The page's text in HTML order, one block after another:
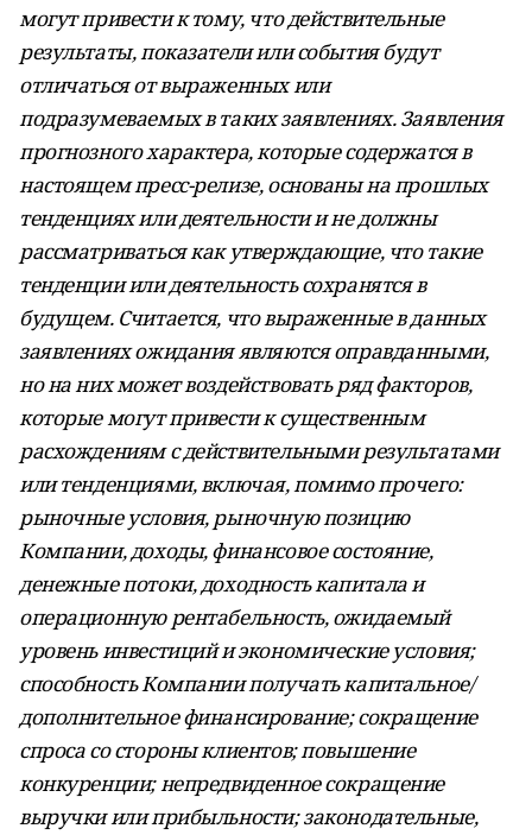
могут привести к тому, что действительные
результаты, показатели или события будут
отличаться от выраженных или
подразумеваемых в таких заявлениях. Заявления
прогнозного характера, которые содержатся в
настоящем пресс-релизе, основаны на прошлых
тенденциях или деятельности и не должны
рассматриваться как утверждающие, что такие
тенденции или деятельность сохранятся в
будущем. Считается, что выраженные в данных
заявлениях ожидания являются оправданными,
но на них может воздействовать ряд факторов,
которые могут привести к существенным
расхождениям с действительными результатами
или тенденциями, включая, помимо прочего:
рыночные условия, рыночную позицию
Компании, доходы, финансовое состояние,
денежные потоки, доходность капитала и
операционную рентабельность, ожидаемый
уровень инвестиций и экономические условия;
способность Компании получать капитальное/
дополнительное финансирование; сокращение
спроса со стороны клиентов; повышение
конкуренции; непредвиденное сокращение
выручки или прибыльности; законодательные,